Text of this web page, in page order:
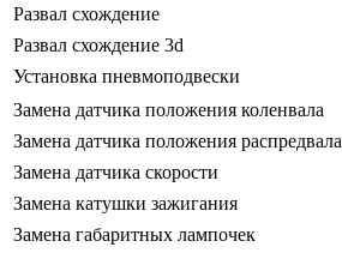
Развал схождение
Развал схождение 3d
Установка пневмоподвески
Замена датчика положения коленвала
Замена датчика положения распредвала
Замена датчика скорости
Замена катушки зажигания
Замена габаритных лампочек